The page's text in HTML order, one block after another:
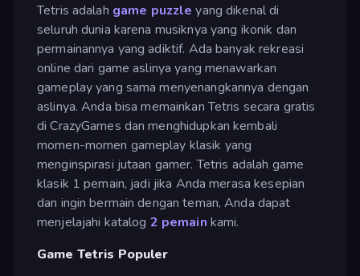
Tetris adalah game puzzle yang dikenal di
seluruh dunia karena musiknya yang ikonik dan
permainannya yang adiktif. Ada banyak rekreasi
online dari game aslinya yang menawarkan
gameplay yang sama menyenangkannya dengan
aslinya. Anda bisa memainkan Tetris secara gratis
di CrazyGames dan menghidupkan kembali
momen-momen gameplay klasik yang
menginspirasi jutaan gamer. Tetris adalah game
klasik 1 pemain, jadi jika Anda merasa kesepian
dan ingin bermain dengan teman, Anda dapat
menjelajahi katalog 2 pemain kami.
Game Tetris Populer